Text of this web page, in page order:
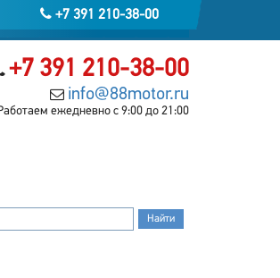
+7 391 210-38-00
+7 391 210-38-00
info@88motor.ru
ежедневно с 9:00 до 21:00